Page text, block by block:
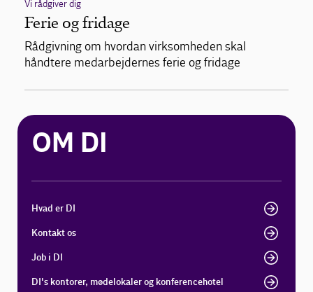
Vi rådgiver dig
Ferie og fridage
Rådgivning om hvordan virksomheden skal
håndtere medarbejdernes ferie og fridage
OM DI
Hvad er DI
Kontakt os
Job i DI
DI's kontorer, mødelokaler og konferencehotel